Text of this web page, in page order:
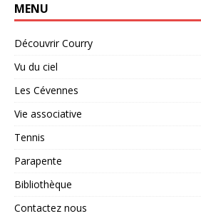
MENU
Découvrir Courry
Vu du ciel
Les Cévennes
Vie associative
Tennis
Parapente
Bibliothèque
Contactez nous